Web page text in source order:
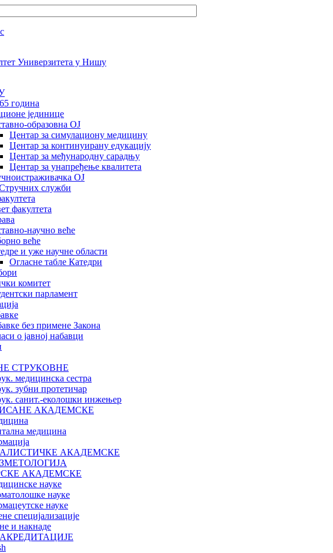
година
јединице
образовна OJ
Центар за симулациону медицину
Центар за континуирану едукацију
Центар за међународну сарадњу
Центар за унапређење квалитета
ОЈ
служби
факултета
научно веће
веће
и уже научне области
Огласне табле Катедри
комитет
парламент
без примене Закона
о јавној набавци
СТРУКОВНЕ
медицинска сестра
зубни протетичар
санит.-еколошки инжењер
АКАДЕМСКЕ
медицина
АКАДЕМСКЕ
АКАДЕМСКЕ
науке
науке
науке
специјализације
и накнаде